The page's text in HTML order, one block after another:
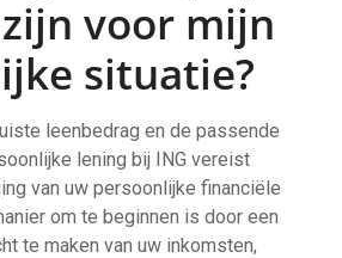
voor mijn
situatie?
leenbedrag en de passende
lening bij ING vereist
van uw persoonlijke financiële
om te beginnen is door een
te maken van uw inkomsten,